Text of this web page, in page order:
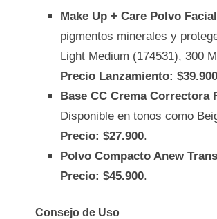
Make Up + Care Polvo
pigmentos minerales y
Light Medium (174531), 300
Precio Lanzamiento: $39.900
Base CC Crema Correctora
Disponible en tonos como
Precio: $27.900.
Polvo Compacto Anew
Precio: $45.900.
Consejo de Uso